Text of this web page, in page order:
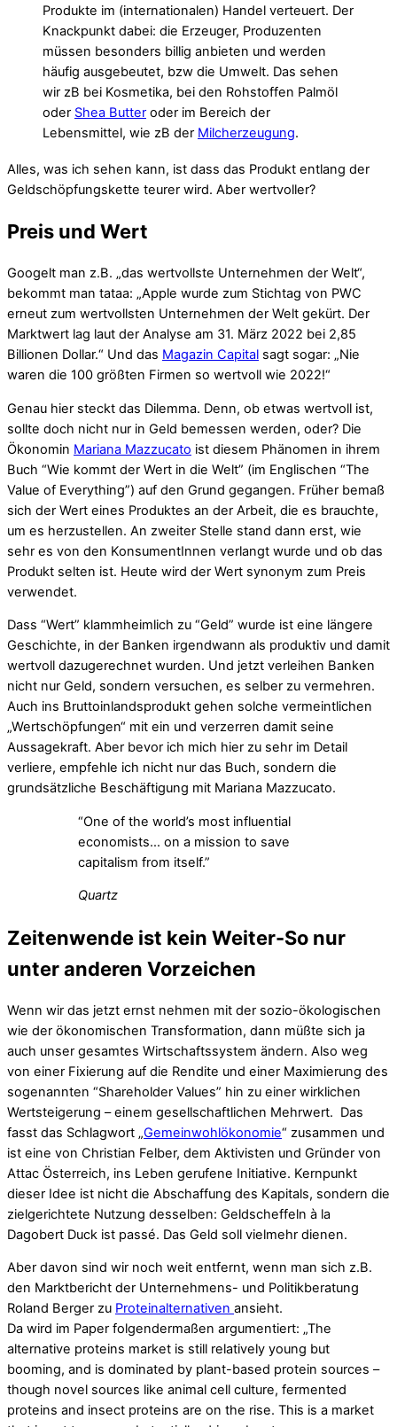
Produkte im (internationalen) Handel verteuert. Der
Knackpunkt dabei: die Erzeuger, Produzenten
müssen besonders billig anbieten und werden
häufig ausgebeutet, bzw die Umwelt. Das sehen
wir zB bei Kosmetika, bei den Rohstoffen Palmöl
oder Shea Butter oder im Bereich der
Lebensmittel, wie zB der Milcherzeugung.
Alles, was ich sehen kann, ist dass das Produkt entlang der
Geldschöpfungskette teurer wird. Aber wertvoller?
Preis und Wert
Googelt man z.B. „das wertvollste Unternehmen der Welt“,
bekommt man tataa: „Apple wurde zum Stichtag von PWC
erneut zum wertvollsten Unternehmen der Welt gekürt. Der
Marktwert lag laut der Analyse am 31. März 2022 bei 2,85
Billionen Dollar.“ Und das Magazin Capital sagt sogar: „Nie
waren die 100 größten Firmen so wertvoll wie 2022!“
Genau hier steckt das Dilemma. Denn, ob etwas wertvoll ist,
sollte doch nicht nur in Geld bemessen werden, oder? Die
Ökonomin Mariana Mazzucato ist diesem Phänomen in ihrem
Buch “Wie kommt der Wert in die Welt” (im Englischen “The
Value of Everything”) auf den Grund gegangen. Früher bemaß
sich der Wert eines Produktes an der Arbeit, die es brauchte,
um es herzustellen. An zweiter Stelle stand dann erst, wie
sehr es von den KonsumentInnen verlangt wurde und ob das
Produkt selten ist. Heute wird der Wert synonym zum Preis
verwendet.
Dass “Wert” klammheimlich zu “Geld” wurde ist eine längere
Geschichte, in der Banken irgendwann als produktiv und damit
wertvoll dazugerechnet wurden. Und jetzt verleihen Banken
nicht nur Geld, sondern versuchen, es selber zu vermehren.
Auch ins Bruttoinlandsprodukt gehen solche vermeintlichen
„Wertschöpfungen“ mit ein und verzerren damit seine
Aussagekraft. Aber bevor ich mich hier zu sehr im Detail
verliere, empfehle ich nicht nur das Buch, sondern die
grundsätzliche Beschäftigung mit Mariana Mazzucato.
“One of the world’s most influential
economists… on a mission to save
capitalism from itself.”
Quartz
Zeitenwende ist kein Weiter-So nur
unter anderen Vorzeichen
Wenn wir das jetzt ernst nehmen mit der sozio-ökologischen
wie der ökonomischen Transformation, dann müßte sich ja
auch unser gesamtes Wirtschaftssystem ändern. Also weg
von einer Fixierung auf die Rendite und einer Maximierung des
sogenannten “Shareholder Values” hin zu einer wirklichen
Wertsteigerung – einem gesellschaftlichen Mehrwert. Das
fasst das Schlagwort „Gemeinwohlökonomie“ zusammen und
ist eine von Christian Felber, dem Aktivisten und Gründer von
Attac Österreich, ins Leben gerufene Initiative. Kernpunkt
dieser Idee ist nicht die Abschaffung des Kapitals, sondern die
zielgerichtete Nutzung desselben: Geldscheffeln à la
Dagobert Duck ist passé. Das Geld soll vielmehr dienen.
Aber davon sind wir noch weit entfernt, wenn man sich z.B.
den Marktbericht der Unternehmens- und Politikberatung
Roland Berger zu Proteinalternativen ansieht.
Da wird im Paper folgendermaßen argumentiert: „The
alternative proteins market is still relatively young but
booming, and is dominated by plant-based protein sources –
though novel sources like animal cell culture, fermented
proteins and insect proteins are on the rise. This is a market